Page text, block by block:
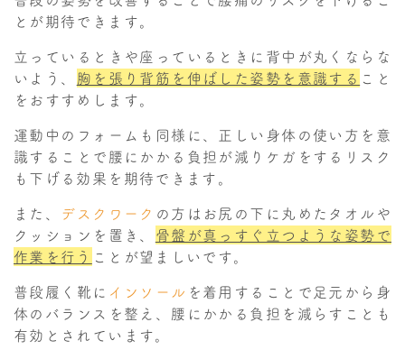
とが期待できます。
立っているときや座っているときに背中が丸くならな
いよう、 胸を張り背筋を伸ばした姿勢を意識する こと
をおすすめします。
運動中のフォームも同様に、正しい身体の使い方を意
識することで腰にかかる負担が減りケガをするリスク
も下げる効果を期待できます。
また、 デスクワーク の方はお尻の下に丸めたタオルや
クッションを置き、 骨盤が真っすぐ立つような姿勢で
作業を行う ことが望ましいです。
普段履く靴に インソール を着用することで足元から身
体のバランスを整え、腰にかかる負担を減らすことも
有効とされています。